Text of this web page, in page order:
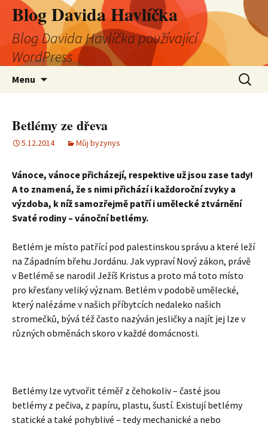
Blog Davida Havlíčka
Blog Davida Havlíčka používající
WordPress
Menu
Betlémy ze dřeva
5.12.2014 Můj byzynys
Vánoce, vánoce přicházejí, respektive už jsou zase tady!
A to znamená, že s nimi přichází i každoroční zvyky a
výzdoba, k níž samozřejmě patří i umělecké ztvárnění
Svaté rodiny – vánoční betlémy.
Betlém je místo patřící pod palestinskou správu a které leží
na Západním břehu Jordánu. Jak vypraví Nový zákon, právě
v Betlémě se narodil Ježíš Kristus a proto má toto místo
pro křesťany veliký význam. Betlém v podobě umělecké,
který nalézáme v našich příbytcích nedaleko našich
stromečků, bývá též často nazýván jesličky a najít jej lze v
různých obměnách skoro v každé domácnosti.
Betlémy lze vytvořit téměř z čehokoliv – časté jsou
betlémy z pečiva, z papíru, plastu, šustí. Existují betlémy
statické a také pohyblivé – tedy mechanické a nebo